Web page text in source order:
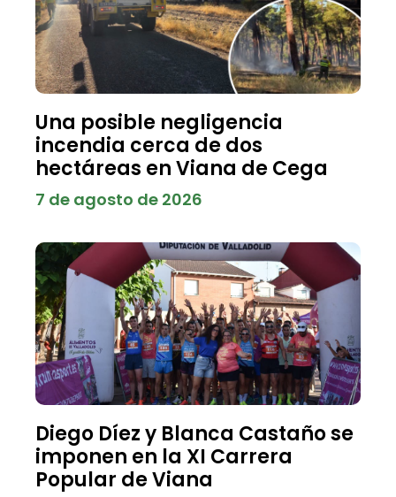
Una posible negligencia
incendia cerca de dos
hectáreas en Viana de Cega
7 de agosto de 2026
Diego Díez y Blanca Castaño se
imponen en la XI Carrera
Popular de Viana